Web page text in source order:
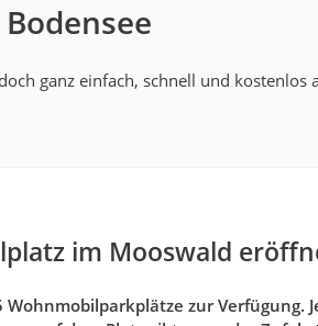
ganz einfach, schnell und
im Mooswald
Wohnmobilparkplätze zur